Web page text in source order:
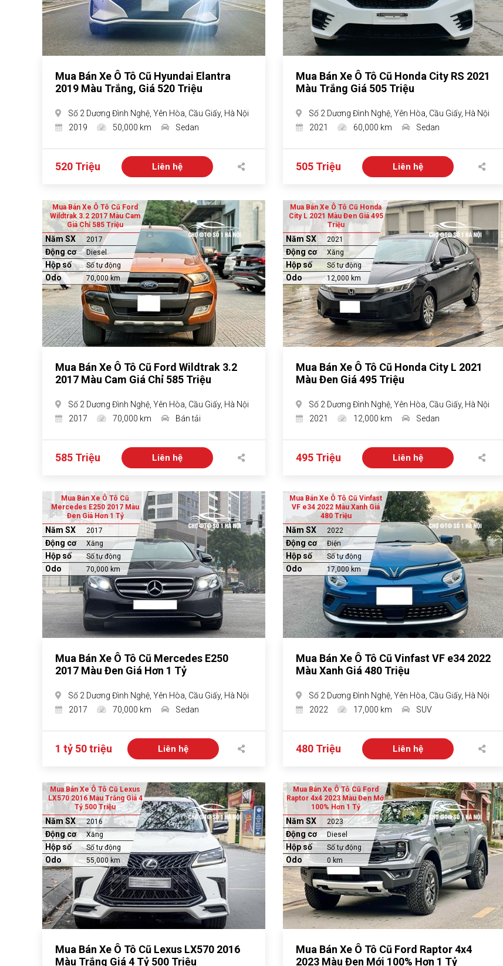
Mua Bán Xe Ô Tô Cũ Hyundai Elantra
2019 Màu Trắng, Giá 520 Triệu
Số 2 Dương Đình Nghệ, Yên Hòa, Cầu Giấy, Hà Nội
2019
50,000 km Sedan
520 Triệu Liên hệ
Mua Bán Xe Ô Tô Cũ Honda City RS 2021
Màu Trắng Giá 505 Triệu
Số 2 Dương Đình Nghệ, Yên Hòa, Cầu Giấy, Hà Nội
2021
60,000 km Sedan
505 Triệu Liên hệ
Mua Bán Xe Ô Tô Cũ Ford
Wildtrak 3.2 2017 Màu Cam
Giá Chỉ 585 Triệu
Năm SX 2017
Động cơ Diesel
Hộp số Số tự động
Odo 70,000 km
Mua Bán Xe Ô Tô Cũ Ford Wildtrak 3.2
2017 Màu Cam Giá Chỉ 585 Triệu
Số 2 Dương Đình Nghệ, Yên Hòa, Cầu Giấy, Hà Nội
2017
70,000 km Bán tải
585 Triệu Liên hệ
Mua Bán Xe Ô Tô Cũ Honda
City L 2021 Màu Đen Giá 495
Triệu
Năm SX 2021
Động cơ Xăng
Hộp số Số tự động
Odo 12,000 km
Mua Bán Xe Ô Tô Cũ Honda City L 2021
Màu Đen Giá 495 Triệu
Số 2 Dương Đình Nghệ, Yên Hòa, Cầu Giấy, Hà Nội
2021
12,000 km Sedan
495 Triệu Liên hệ
Mua Bán Xe Ô Tô Cũ
Mercedes E250 2017 Màu
Đen Giá Hơn 1 Tỷ
Năm SX 2017
Động cơ Xăng
Hộp số Số tự động
Odo 70,000 km
Mua Bán Xe Ô Tô Cũ Mercedes E250
2017 Màu Đen Giá Hơn 1 Tỷ
Số 2 Dương Đình Nghệ, Yên Hòa, Cầu Giấy, Hà Nội
2017
70,000 km Sedan
1 tỷ 50 triệu Liên hệ
Mua Bán Xe Ô Tô Cũ Vinfast
VF e34 2022 Màu Xanh Giá
480 Triệu
Năm SX 2022
Động cơ Điện
Hộp số Số tự động
Odo 17,000 km
Mua Bán Xe Ô Tô Cũ Vinfast VF e34 2022
Màu Xanh Giá 480 Triệu
Số 2 Dương Đình Nghệ, Yên Hòa, Cầu Giấy, Hà Nội
2022
17,000 km SUV
480 Triệu Liên hệ
Mua Bán Xe Ô Tô Cũ Lexus
LX570 2016 Màu Trắng Giá 4
Tỷ 500 Triệu
Năm SX 2016
Động cơ Xăng
Hộp số Số tự động
Odo 55,000 km
Mua Bán Xe Ô Tô Cũ Lexus LX570 2016
Màu Trắng Giá 4 Tỷ 500 Triệu
Mua Bán Xe Ô Tô Cũ Ford
Raptor 4x4 2023 Màu Đen Mới
100% Hơn 1 Tỷ
Năm SX 2023
Động cơ Diesel
Hộp số Số tự động
Odo 0 km
Mua Bán Xe Ô Tô Cũ Ford Raptor 4x4
2023 Màu Đen Mới 100% Hơn 1 Tỷ